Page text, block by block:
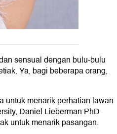
sensual dengan bulu-bulu
Ya, bagi beberapa orang,
untuk menarik perhatian lawan
Daniel Lieberman PhD
untuk menarik pasangan.